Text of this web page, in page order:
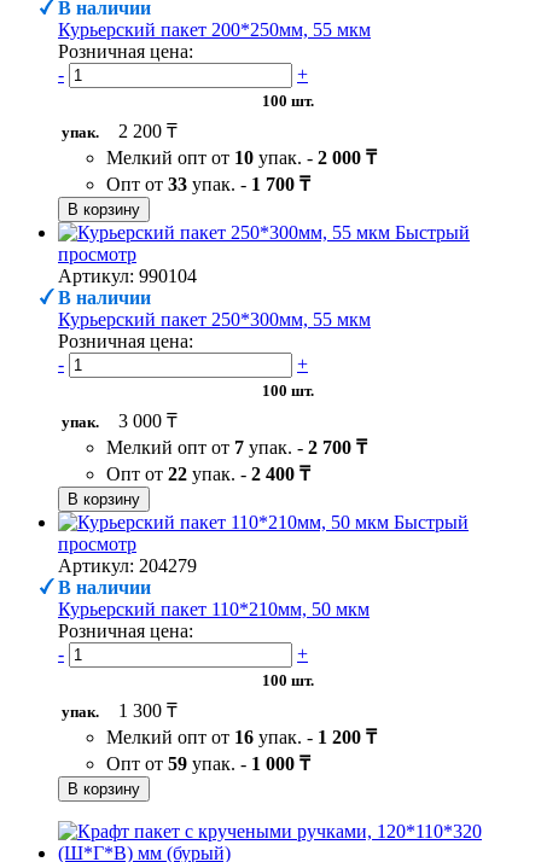
В наличии
Курьерский пакет 200*250мм, 55 мкм
Розничная цена:
-
+
100 шт.
упак.
2 200 ₸
Мелкий опт от 10 упак. - 2 000 ₸
Опт от 33 упак. - 1 700 ₸
В корзину
Быстрый
просмотр
Артикул: 990104
В наличии
Курьерский пакет 250*300мм, 55 мкм
Розничная цена:
-
+
100 шт.
упак.
3 000 ₸
Мелкий опт от 7 упак. - 2 700 ₸
Опт от 22 упак. - 2 400 ₸
В корзину
Быстрый
просмотр
Артикул: 204279
В наличии
Курьерский пакет 110*210мм, 50 мкм
Розничная цена:
-
+
100 шт.
упак.
1 300 ₸
Мелкий опт от 16 упак. - 1 200 ₸
Опт от 59 упак. - 1 000 ₸
В корзину